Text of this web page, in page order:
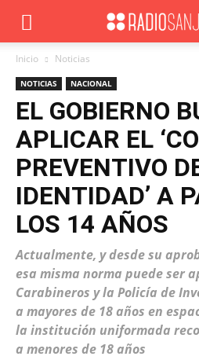
Inicio Noticias
NOTICIAS NACIONAL
EL GOBIERNO
APLICAR EL
PREVENTIVO
IDENTIDAD’ A
LOS 14 AÑOS
Actualmente, y desde su
esa misma norma puede ser
Carabineros y la Policía de
a mayores de 18 años en
la institución uniformada
a menores de 18 años